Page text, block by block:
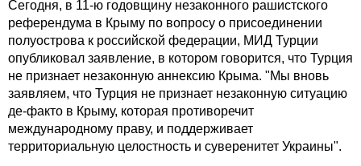
Сегодня, в 11-ю годовщину незаконного рашистского
референдума в Крыму по вопросу о присоединении
полуострова к российской федерации, МИД Турции
опубликовал заявление, в котором говорится, что Турция
не признает незаконную аннексию Крыма. "Мы вновь
заявляем, что Турция не признает незаконную ситуацию
де-факто в Крыму, которая противоречит
международному праву, и поддерживает
территориальную целостность и суверенитет Украины".